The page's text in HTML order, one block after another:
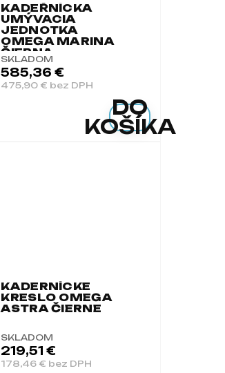
KADEŘNÍCKA
UMÝVACIA
JEDNOTKA
OMEGA MARINA
ČIERNA
SKLADOM
475,90 € bez DPH
585,36 €
DO
KOŠÍKA
KADERNÍCKE
KRESLO OMEGA
ASTRA ČIERNE
SKLADOM
178,46 € bez DPH
219,51 €